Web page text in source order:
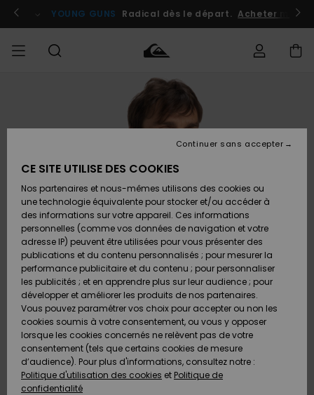
l'information
le
Se connecter / s'inscrire
YOUNG GUNS Radical dès le départ. Acheter
Vêtements
Chaussures
& Tongs
Surf
Snow
Nouveautés
Vêtements
Chaussures
& Tongs
Surf
Snow
Nouveautés
FEMME
A
Découvrir
Snow
SURF
Shop
Homme
Surf
Shop
Enfant
Highlights
Communauté
SNOW
Shop
Homme
Snow
Shop
Enfant
Snow
Shop
Femme
A
Découvrir
Communauté
OUTLET
Outlet
Homme
Enfant
Outlet
Femme
AIDE &
CONTACT
Accéder à
Retours
Paiement
Carte
Cadeau
Quiksilver
Freedom
Protection
des
MAGASINS
CE SITE UTILISE DES COOKIES
Nos partenaires et nous-mêmes utilisons des cookies ou
une technologie équivalente pour stocker et/ou accéder à
des informations sur votre appareil. Ces informations
personnelles (comme vos données de navigation et votre
adresse IP) peuvent être utilisées pour vous présenter des
publications et du contenu personnalisés ; pour mesurer la
performance publicitaire et du contenu ; pour personnaliser
les publicités ; et en apprendre plus sur leur audience ; pour
développer et améliorer les produits de nos partenaires.
Vous pouvez paramétrer vos choix pour accepter ou non les
cookies soumis à votre consentement, ou vous y opposer
lorsque les cookies concernés ne relèvent pas de votre
consentement (tels que certains cookies de mesure
d’audience). Pour plus d'informations, consultez notre :
Politique d'utilisation des cookies et Politique de
confidentialité
Continuer sans accepter